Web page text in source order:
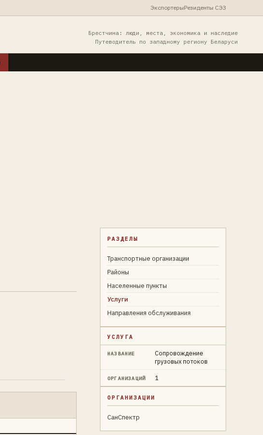
ЭкспортерыРезиденты СЭЗ
Брестчина: люди, места, экономика и наследие
Путеводитель по западному региону Беларуси
РАЗДЕЛЫ
Транспортные организации
Районы
Населенные пункты
Услуги
Направления обслуживания
УСЛУГА
НАЗВАНИЕ
Сопровождение
грузовых потоков
ОРГАНИЗАЦИЙ 1
ОРГАНИЗАЦИИ
СанСпектр